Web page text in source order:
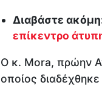
Διαβάστε
επίκεντρο
Ο κ. Mora, πρώην
οποίος